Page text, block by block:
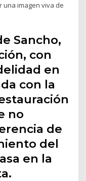
una imagen viva de
Sancho,
con
en
con la
no
de
del
en la